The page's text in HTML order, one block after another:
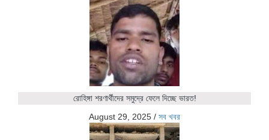
রোহিঙ্গা শরণার্থীদের সমুদ্রে ফেলে দিচ্ছে ভারত!
August 29, 2025 / সব খবর